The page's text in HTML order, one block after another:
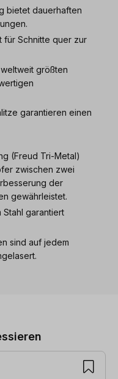
bietet dauerhaften
für Schnitte quer zur
größten
garantieren einen
(Freud Tri-Metal)
zwischen zwei
der
gewährleistet.
Stahl garantiert
sind auf jedem